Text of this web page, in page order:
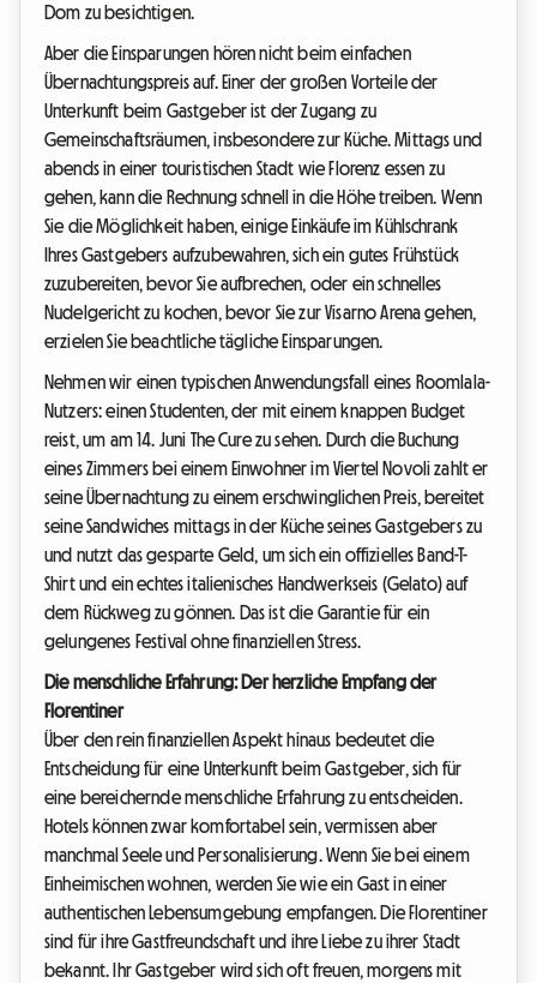
Dom zu besichtigen.
Aber die Einsparungen hören nicht beim einfachen
Übernachtungspreis auf. Einer der großen Vorteile der
Unterkunft beim Gastgeber ist der Zugang zu
Gemeinschaftsräumen, insbesondere zur Küche. Mittags und
abends in einer touristischen Stadt wie Florenz essen zu
gehen, kann die Rechnung schnell in die Höhe treiben. Wenn
Sie die Möglichkeit haben, einige Einkäufe im Kühlschrank
Ihres Gastgebers aufzubewahren, sich ein gutes Frühstück
zuzubereiten, bevor Sie aufbrechen, oder ein schnelles
Nudelgericht zu kochen, bevor Sie zur Visarno Arena gehen,
erzielen Sie beachtliche tägliche Einsparungen.
Nehmen wir einen typischen Anwendungsfall eines Roomlala-
Nutzers: einen Studenten, der mit einem knappen Budget
reist, um am 14. Juni The Cure zu sehen. Durch die Buchung
eines Zimmers bei einem Einwohner im Viertel Novoli zahlt er
seine Übernachtung zu einem erschwinglichen Preis, bereitet
seine Sandwiches mittags in der Küche seines Gastgebers zu
und nutzt das gesparte Geld, um sich ein offizielles Band-T-
Shirt und ein echtes italienisches Handwerkseis (Gelato) auf
dem Rückweg zu gönnen. Das ist die Garantie für ein
gelungenes Festival ohne finanziellen Stress.
Die menschliche Erfahrung: Der herzliche Empfang der
Florentiner
Über den rein finanziellen Aspekt hinaus bedeutet die
Entscheidung für eine Unterkunft beim Gastgeber, sich für
eine bereichernde menschliche Erfahrung zu entscheiden.
Hotels können zwar komfortabel sein, vermissen aber
manchmal Seele und Personalisierung. Wenn Sie bei einem
Einheimischen wohnen, werden Sie wie ein Gast in einer
authentischen Lebensumgebung empfangen. Die Florentiner
sind für ihre Gastfreundschaft und ihre Liebe zu ihrer Stadt
bekannt. Ihr Gastgeber wird sich oft freuen, morgens mit